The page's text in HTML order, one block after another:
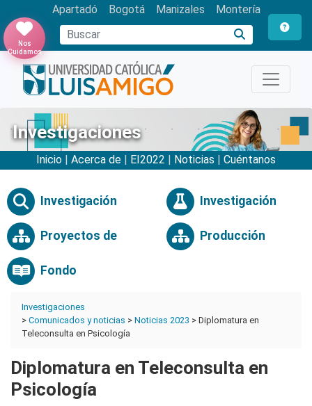
Apartadó Bogotá Manizales Montería
Buscar
Nos
Cuidamos
Investigaciones
Inicio | Acerca de | EI2022 | Noticias | Cuéntanos
Investigación Investigación
Proyectos de Producción
Fondo
Investigaciones
> Comunicados y noticias > Noticias 2023 > Diplomatura en
Teleconsulta en Psicología
Diplomatura en Teleconsulta en
Psicología